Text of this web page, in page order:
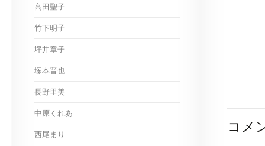
コメ
高田聖子
竹下明子
坪井章子
塚本晋也
長野里美
中原くれあ
西尾まり